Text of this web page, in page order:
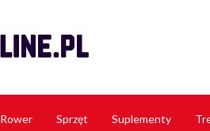
Rower Sprzęt Suplementy